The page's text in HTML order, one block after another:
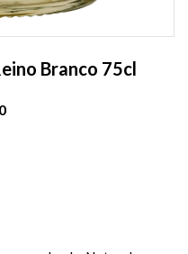
Branco 75cl